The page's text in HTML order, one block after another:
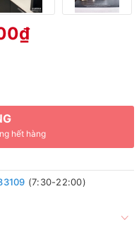
hết hàng
(7:30-22:00)